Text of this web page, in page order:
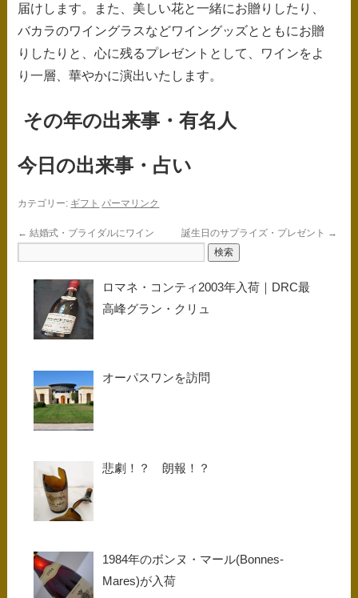
届けします。また、美しい花と一緒にお贈りしたり、
バカラのワイングラスなどワイングッズとともにお贈
りしたりと、心に残るプレゼントとして、ワインをよ
り一層、華やかに演出いたします。
その年の出来事・有名人
今日の出来事・占い
カテゴリー: ギフト パーマリンク
← 結婚式・ブライダルにワイン 誕生日のサプライズ・プレゼント →
ロマネ・コンティ2003年入荷｜DRC最
高峰グラン・クリュ
オーパスワンを訪問
悲劇！？ 朗報！？
1984年のボンヌ・マール(Bonnes-
Mares)が入荷